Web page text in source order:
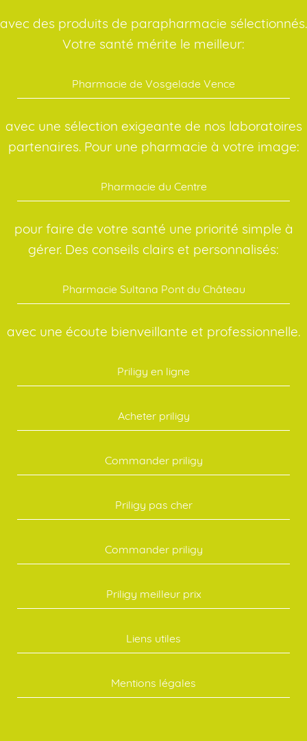
avec des produits de parapharmacie sélectionnés.
Votre santé mérite le meilleur:
Pharmacie de Vosgelade Vence
avec une sélection exigeante de nos laboratoires
partenaires. Pour une pharmacie à votre image:
Pharmacie du Centre
pour faire de votre santé une priorité simple à
gérer. Des conseils clairs et personnalisés:
Pharmacie Sultana Pont du Château
avec une écoute bienveillante et professionnelle.
Priligy en ligne
Acheter priligy
Commander priligy
Priligy pas cher
Commander priligy
Priligy meilleur prix
Liens utiles
Mentions légales